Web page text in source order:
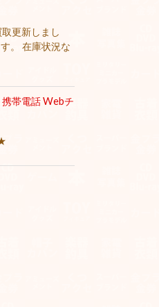
更新しまし
。 在庫状況な
帯電話 Webチ